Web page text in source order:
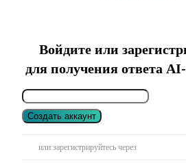
Войдите или
для получения ответа
Создать аккаунт
или зарегистрируйтесь через